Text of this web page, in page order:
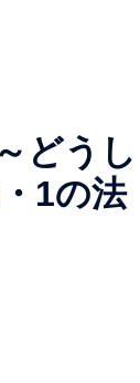
どうし
1の法